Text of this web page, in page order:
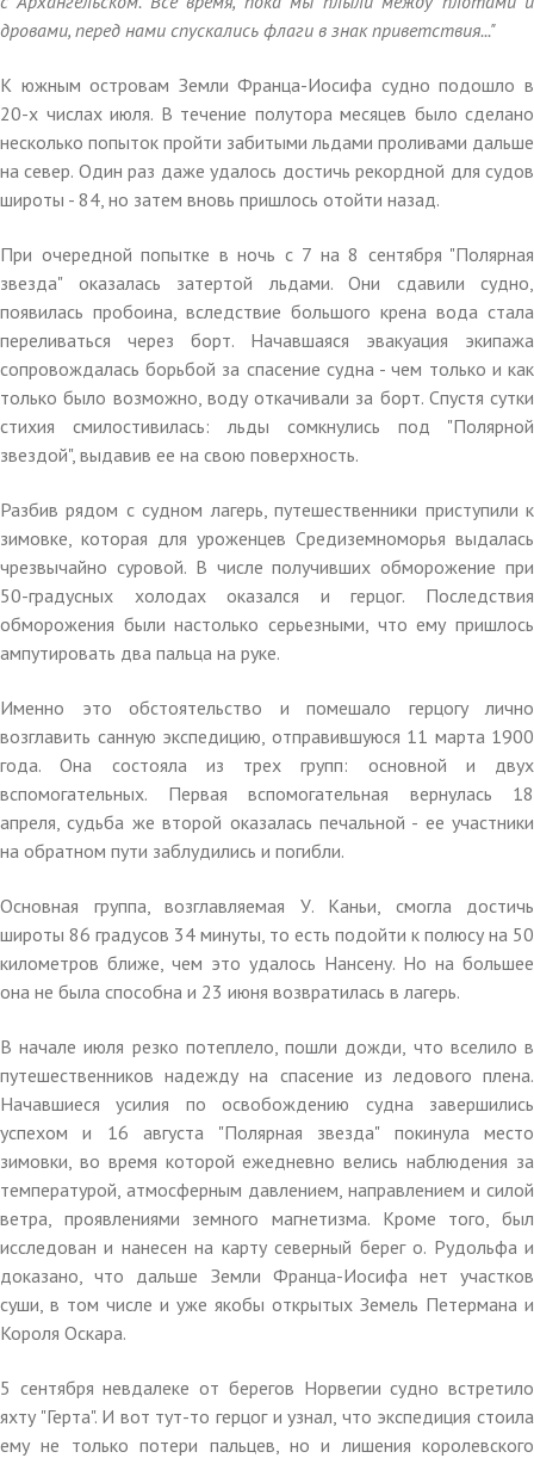
дровами, перед нами спускались флаги в знак приветствия..."
К южным островам Земли Франца-Иосифа судно подошло в
20-х числах июля. В течение полутора месяцев было сделано
несколько попыток пройти забитыми льдами проливами дальше
на север. Один раз даже удалось достичь рекордной для судов
широты - 84, но затем вновь пришлось отойти назад.
При очередной попытке в ночь с 7 на 8 сентября "Полярная
звезда" оказалась затертой льдами. Они сдавили судно,
появилась пробоина, вследствие большого крена вода стала
переливаться через борт. Начавшаяся эвакуация экипажа
сопровождалась борьбой за спасение судна - чем только и как
только было возможно, воду откачивали за борт. Спустя сутки
стихия смилостивилась: льды сомкнулись под "Полярной
звездой", выдавив ее на свою поверхность.
Разбив рядом с судном лагерь, путешественники приступили к
зимовке, которая для уроженцев Средиземноморья выдалась
чрезвычайно суровой. В числе получивших обморожение при
50-градусных холодах оказался и герцог. Последствия
обморожения были настолько серьезными, что ему пришлось
ампутировать два пальца на руке.
Именно это обстоятельство и помешало герцогу лично
возглавить санную экспедицию, отправившуюся 11 марта 1900
года. Она состояла из трех групп: основной и двух
вспомогательных. Первая вспомогательная вернулась 18
апреля, судьба же второй оказалась печальной - ее участники
на обратном пути заблудились и погибли.
Основная группа, возглавляемая У. Каньи, смогла достичь
широты 86 градусов 34 минуты, то есть подойти к полюсу на 50
километров ближе, чем это удалось Нансену. Но на большее
она не была способна и 23 июня возвратилась в лагерь.
В начале июля резко потеплело, пошли дожди, что вселило в
путешественников надежду на спасение из ледового плена.
Начавшиеся усилия по освобождению судна завершились
успехом и 16 августа "Полярная звезда" покинула место
зимовки, во время которой ежедневно велись наблюдения за
температурой, атмосферным давлением, направлением и силой
ветра, проявлениями земного магнетизма. Кроме того, был
исследован и нанесен на карту северный берег о. Рудольфа и
доказано, что дальше Земли Франца-Иосифа нет участков
суши, в том числе и уже якобы открытых Земель Петермана и
Короля Оскара.
5 сентября невдалеке от берегов Норвегии судно встретило
яхту "Герта". И вот тут-то герцог и узнал, что экспедиция стоила
ему не только потери пальцев, но и лишения королевского